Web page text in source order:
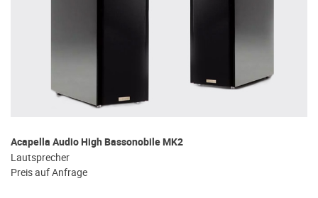
Acapella Audio High Bassonobile MK2
Lautsprecher
Preis auf Anfrage